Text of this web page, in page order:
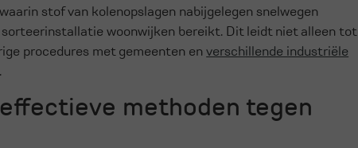
stof van kolenopslagen nabijgelegen snelwegen
woonwijken bereikt. Dit leidt niet alleen tot
procedures met gemeenten enverschillende industriële
methoden tegen